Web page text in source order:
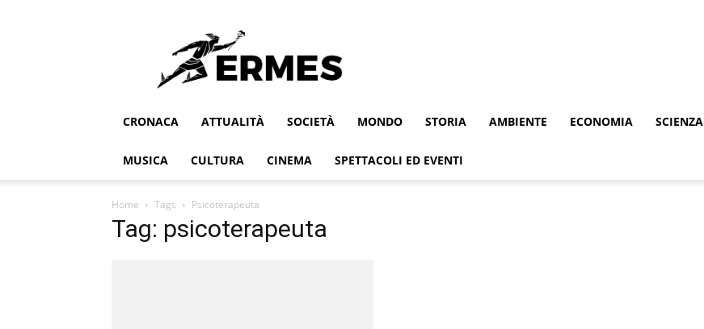
CRONACA ATTUALITÀ SOCIETÀ MONDO STORIA AMBIENTE ECONOMIA SCIENZA
MUSICA CULTURA CINEMA SPETTACOLI ED EVENTI
Home Tags Psicoterapeuta
Tag: psicoterapeuta